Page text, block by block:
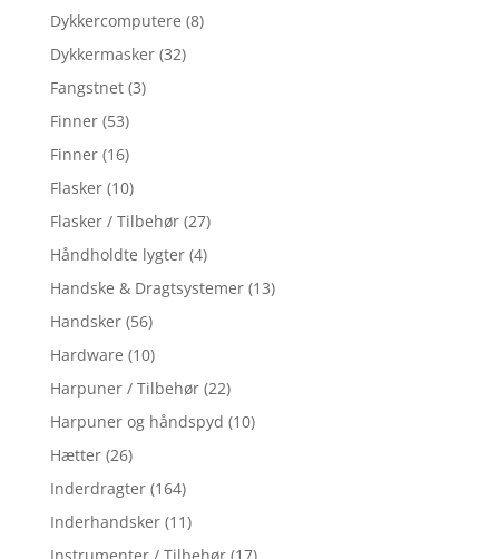
Dykkercomputere (8)
Dykkermasker (32)
Fangstnet (3)
Finner (53)
Finner (16)
Flasker (10)
Flasker / Tilbehør (27)
Håndholdte lygter (4)
Handske & Dragtsystemer (13)
Handsker (56)
Hardware (10)
Harpuner / Tilbehør (22)
Harpuner og håndspyd (10)
Hætter (26)
Inderdragter (164)
Inderhandsker (11)